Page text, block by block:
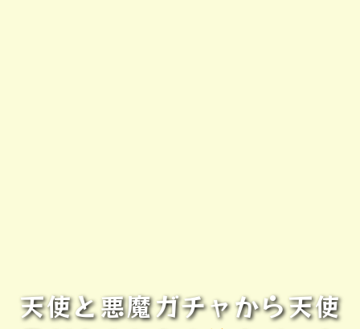
天使と悪魔ガチャから天使